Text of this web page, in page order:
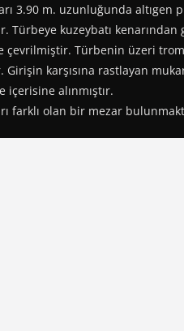
3.90 m. uzunluğunda altıgen
Türbeye kuzeybatı
çevrilmiştir. Türbenin üzeri
karşısına rastlayan
alınmıştır.
farklı olan bir mezar